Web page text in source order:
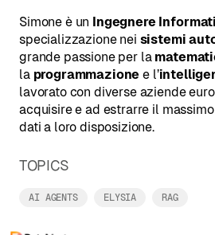
Simone è un Ingegnere
specializzazione nei sistemi
grande passione per la
la programmazione e l’
lavorato con diverse aziende
acquisire e ad estrarre il
dati a loro disposizione.
TOPICS
AI AGENTS ELYSIA RAG